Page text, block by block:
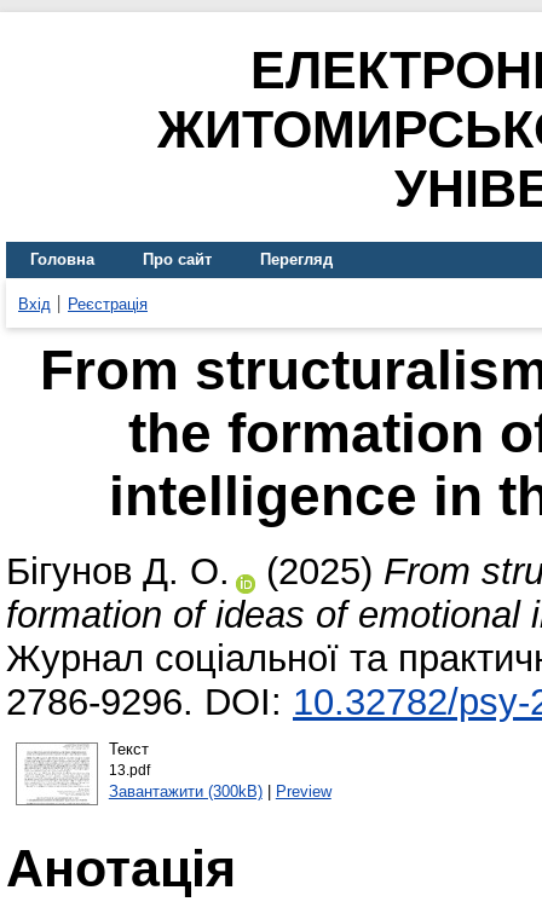
Головна Про сайт Перегляд
Вхід Реєстрація
From
the formation
intelligence in
Бігунов Д. О. (2025) From
formation of ideas of emotional
Журнал соціальної та
2786-9296. DOI: 10.32782/psy-
Текст
13.pdf
Завантажити (300kB)| Preview
Анотація